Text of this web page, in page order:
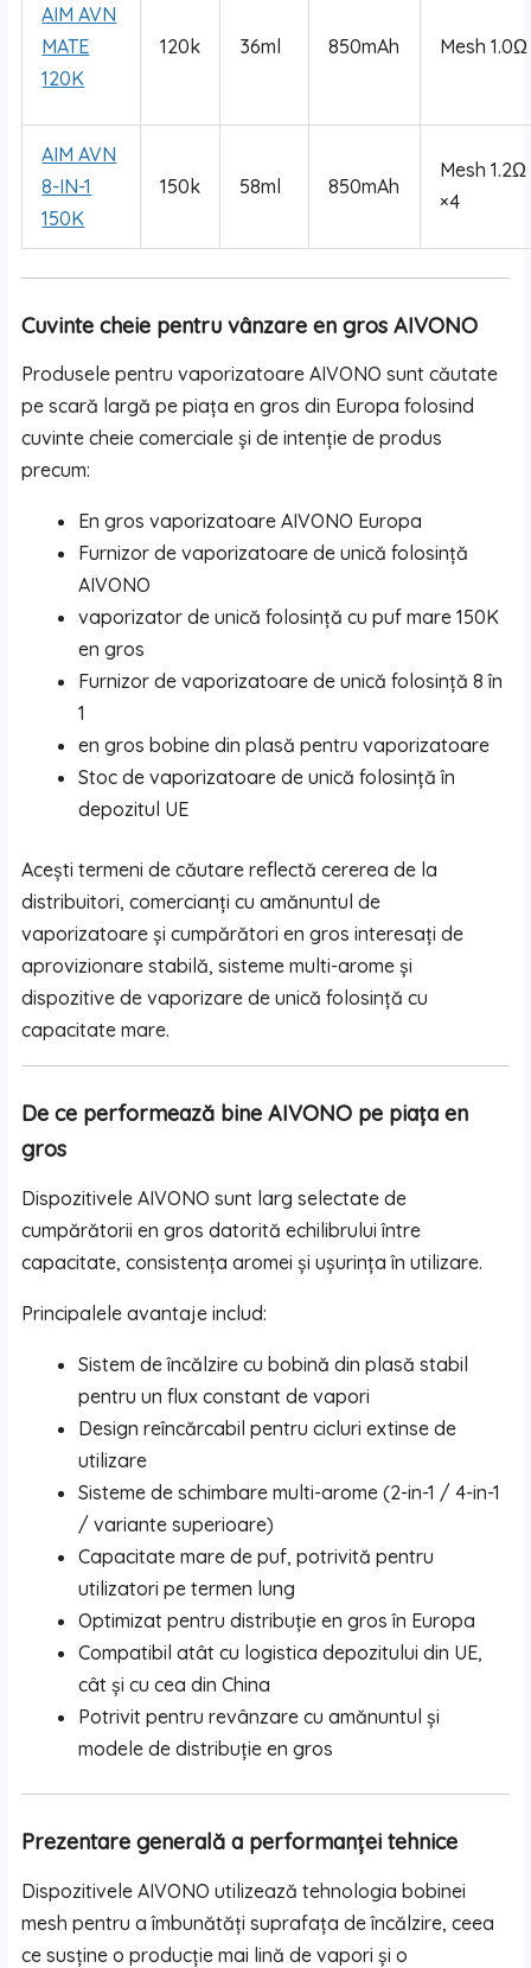
AIM AVN
MATE
120K
120k 36ml 850mAh Mesh 1.0Ω
AIM AVN
8-IN-1
150K
150k 58ml 850mAh
Mesh 1.2Ω
×4
Cuvinte cheie pentru vânzare en gros AIVONO
Produsele pentru vaporizatoare AIVONO sunt căutate
pe scară largă pe piața en gros din Europa folosind
cuvinte cheie comerciale și de intenție de produs
precum:
En gros vaporizatoare AIVONO Europa
Furnizor de vaporizatoare de unică folosință
AIVONO
vaporizator de unică folosință cu puf mare 150K
en gros
Furnizor de vaporizatoare de unică folosință 8 în
1
en gros bobine din plasă pentru vaporizatoare
Stoc de vaporizatoare de unică folosință în
depozitul UE
Acești termeni de căutare reflectă cererea de la
distribuitori, comercianți cu amănuntul de
vaporizatoare și cumpărători en gros interesați de
aprovizionare stabilă, sisteme multi-arome și
dispozitive de vaporizare de unică folosință cu
capacitate mare.
De ce performează bine AIVONO pe piața en
gros
Dispozitivele AIVONO sunt larg selectate de
cumpărătorii en gros datorită echilibrului între
capacitate, consistența aromei și ușurința în utilizare.
Principalele avantaje includ:
Sistem de încălzire cu bobină din plasă stabil
pentru un flux constant de vapori
Design reîncărcabil pentru cicluri extinse de
utilizare
Sisteme de schimbare multi-arome (2-in-1 / 4-in-1
/ variante superioare)
Capacitate mare de puf, potrivită pentru
utilizatori pe termen lung
Optimizat pentru distribuție en gros în Europa
Compatibil atât cu logistica depozitului din UE,
cât și cu cea din China
Potrivit pentru revânzare cu amănuntul și
modele de distribuție en gros
Prezentare generală a performanței tehnice
Dispozitivele AIVONO utilizează tehnologia bobinei
mesh pentru a îmbunătăți suprafața de încălzire, ceea
ce susține o producție mai lină de vapori și o